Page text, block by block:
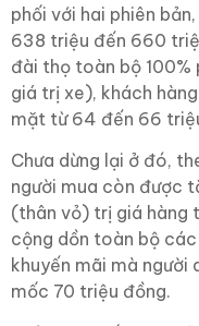
phối với hai phiên
638 triệu đến 660
đài thọ toàn bộ 100%
giá trị xe), khách
mặt từ 64 đến 66
Chưa dừng lại ở đó,
người mua còn được
(thân vỏ) trị giá hàng
cộng dồn toàn bộ
khuyến mãi mà người
mốc 70 triệu đồng.